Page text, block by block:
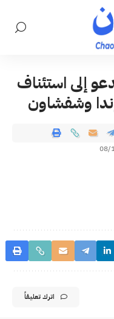
إلى استئناف
وشفشاون
اترك تعليقاً